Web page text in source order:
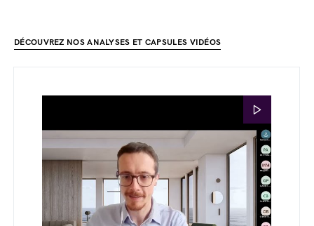
DÉCOUVREZ NOS ANALYSES ET CAPSULES VIDÉOS